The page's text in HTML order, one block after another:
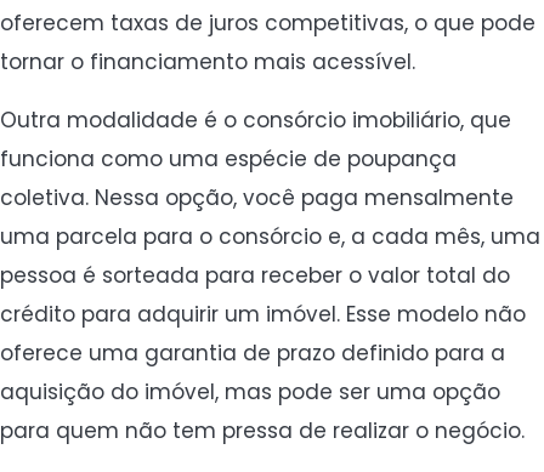
oferecem taxas de juros competitivas, o que pode
tornar o financiamento mais acessível.
Outra modalidade é o consórcio imobiliário, que
funciona como uma espécie de poupança
coletiva. Nessa opção, você paga mensalmente
uma parcela para o consórcio e, a cada mês, uma
pessoa é sorteada para receber o valor total do
crédito para adquirir um imóvel. Esse modelo não
oferece uma garantia de prazo definido para a
aquisição do imóvel, mas pode ser uma opção
para quem não tem pressa de realizar o negócio.